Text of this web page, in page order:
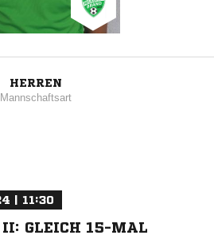
HERREN
Mannschaftsart
| 11:30
GLEICH 15-MAL